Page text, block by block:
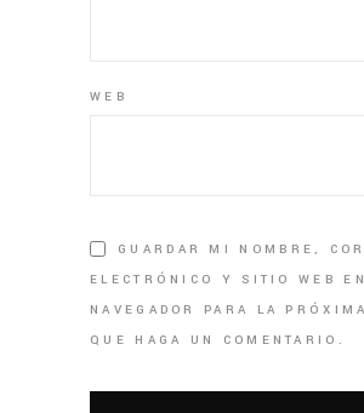
WEB
GUARDAR MI NOMBRE,
ELECTRÓNICO Y SITIO WEB
NAVEGADOR PARA LA
QUE HAGA UN COMENTARIO.